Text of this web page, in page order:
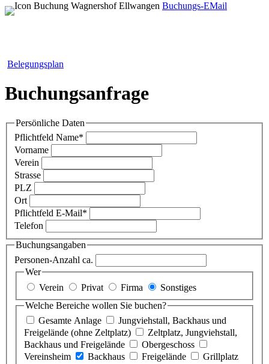
Buchungs-EMail
Belegungsplan
Buchungsanfrage
Persönliche Daten
Pflichtfeld Name*
Vorname
Verein
Strasse
PLZ
Ort
Pflichtfeld E-Mail*
Telefon
Buchungsangaben
Personen-Anzahl ca.
Wer
Verein
Privat Firma
Sonstiges
Welche Bereiche wollen Sie buchen?
Gesamte Anlage
Jungviehstall, Backhaus und
Freigelände (ohne Zeltplatz)
Zeltplatz, Jungviehstall,
Backhaus und Freigelände
Obergeschoss
Vereinsheim
Backhaus Freigelände
Grillplatz